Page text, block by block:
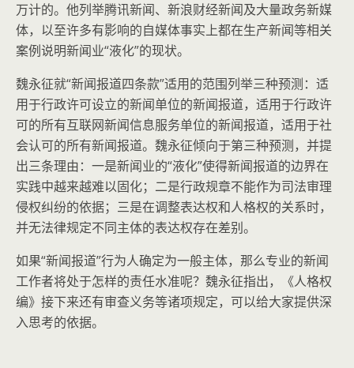
万计的。他列举腾讯新闻、新浪财经新闻及大量政务新媒
体，以至许多有影响的自媒体事实上都在生产新闻等相关
案例说明新闻业“液化”的现状。
魏永征就“新闻报道四条款”适用的范围列举三种预测：适
用于行政许可设立的新闻单位的新闻报道，适用于行政许
可的所有互联网新闻信息服务单位的新闻报道，适用于社
会认可的所有新闻报道。魏永征倾向于第三种预测，并提
出三条理由：一是新闻业的“液化”使得新闻报道的边界在
实践中越来越难以固化；二是行政规章不能作为司法审理
侵权纠纷的依据；三是在调整表达权和人格权的关系时，
并无法律规定不同主体的表达权存在差别。
如果“新闻报道”行为人确定为一般主体，那么专业的新闻
工作者将处于怎样的责任水准呢？魏永征指出，《人格权
编》接下来还有审查义务等诸项规定，可以给大家提供深
入思考的依据。